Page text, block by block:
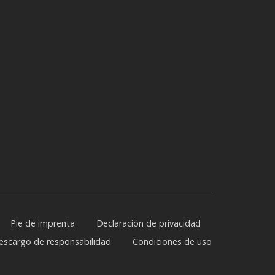
Pie de imprenta
Declaración de privacidad
de responsabilidad
Condiciones de uso